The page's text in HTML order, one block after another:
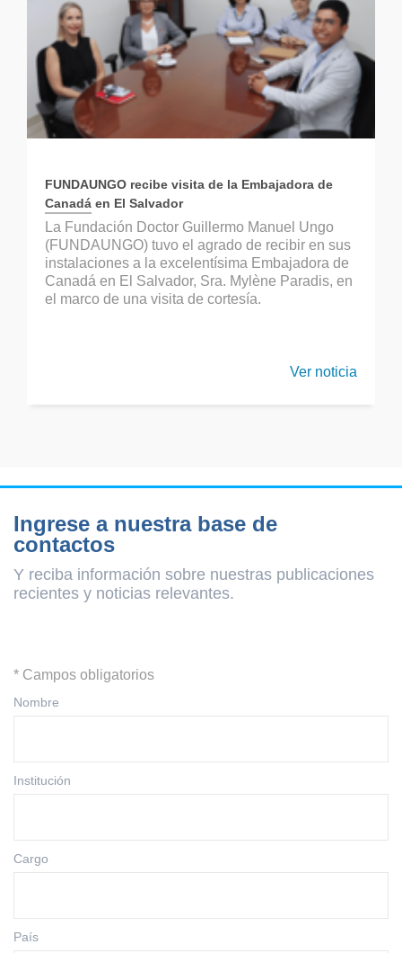
FUNDAUNGO recibe visita de la Embajadora de
Canadá en El Salvador
La Fundación Doctor Guillermo Manuel Ungo
(FUNDAUNGO) tuvo el agrado de recibir en sus
instalaciones a la excelentísima Embajadora de
Canadá en El Salvador, Sra. Mylène Paradis, en
el marco de una visita de cortesía.
Ver noticia
Ingrese a nuestra base de
contactos
Y reciba información sobre nuestras publicaciones
recientes y noticias relevantes.
* Campos obligatorios
Nombre
Institución
Cargo
País